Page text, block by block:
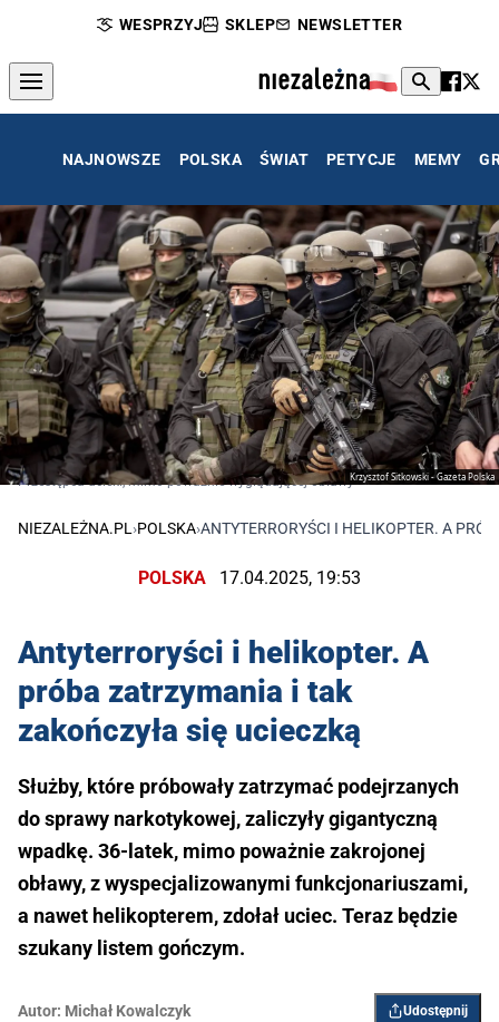
WESPRZYJ SKLEP NEWSLETTER
NAJNOWSZE POLSKA ŚWIAT PETYCJE MEMY
Krzysztof Sitkowski - Gazeta Polska
Przestępca uciekł, mimo poważnie wyglądającej obławy
NIEZALEŻNA.PL ›POLSKA›ANTYTERRORYŚCI I HELIKOPTER. A
POLSKA 17.04.2025, 19:53
Antyterroryści i helikopter. A
próba zatrzymania i tak
zakończyła się ucieczką
Służby, które próbowały zatrzymać podejrzanych
do sprawy narkotykowej, zaliczyły gigantyczną
wpadkę. 36-latek, mimo poważnie zakrojonej
obławy, z wyspecjalizowanymi funkcjonariuszami,
a nawet helikopterem, zdołał uciec. Teraz będzie
szukany listem gończym.
Autor: Michał Kowalczyk Udostępnij